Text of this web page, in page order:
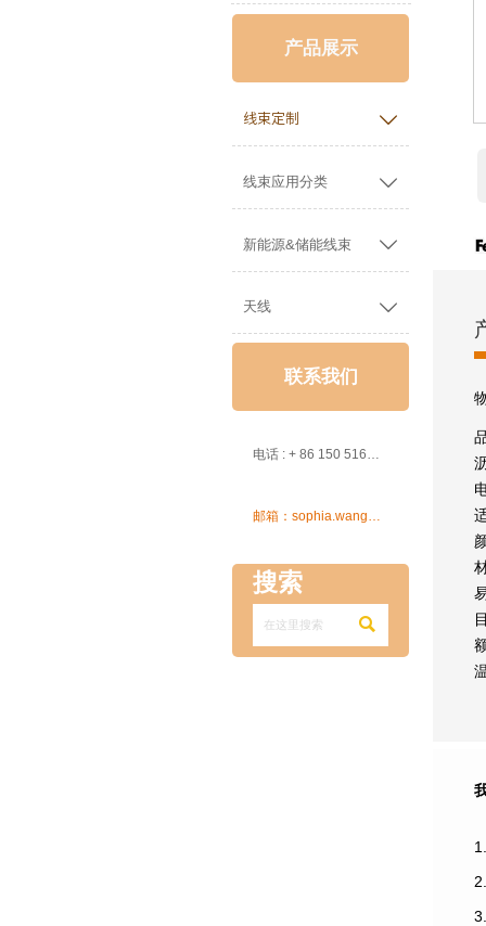
产品展示
线束定制 
线束应用分类 
新能源&储能线束 
天线 
联系我们
电话 : + 86 150 5162 5639

搜索
